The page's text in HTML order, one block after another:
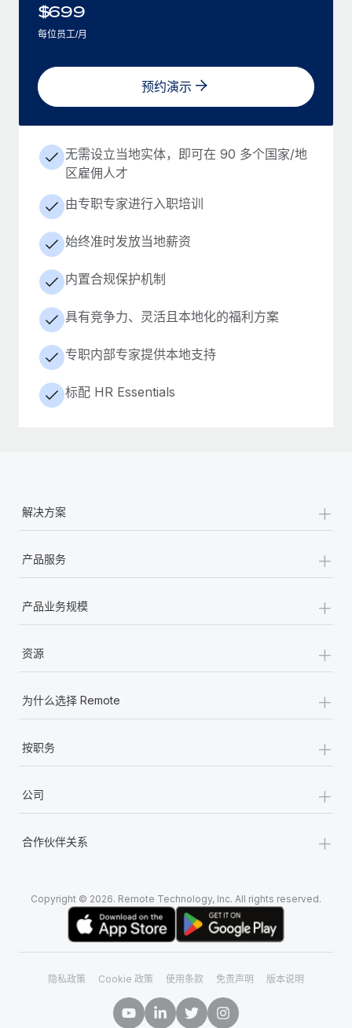
$699
每位员工/月
预约演示
无需设立当地实体，即可在 90 多个国家/地
区雇佣人才
由专职专家进行入职培训
始终准时发放当地薪资
内置合规保护机制
具有竞争力、灵活且本地化的福利方案
专职内部专家提供本地支持
标配 HR Essentials
解决方案 +
产品服务 +
产品业务规模 +
资源 +
为什么选择 Remote +
按职务 +
公司 +
合作伙伴关系 +
Copyright © 2026. Remote Technology, Inc. All rights reserved.
隐私政策 Cookie 政策 使用条款 免责声明 版本说明